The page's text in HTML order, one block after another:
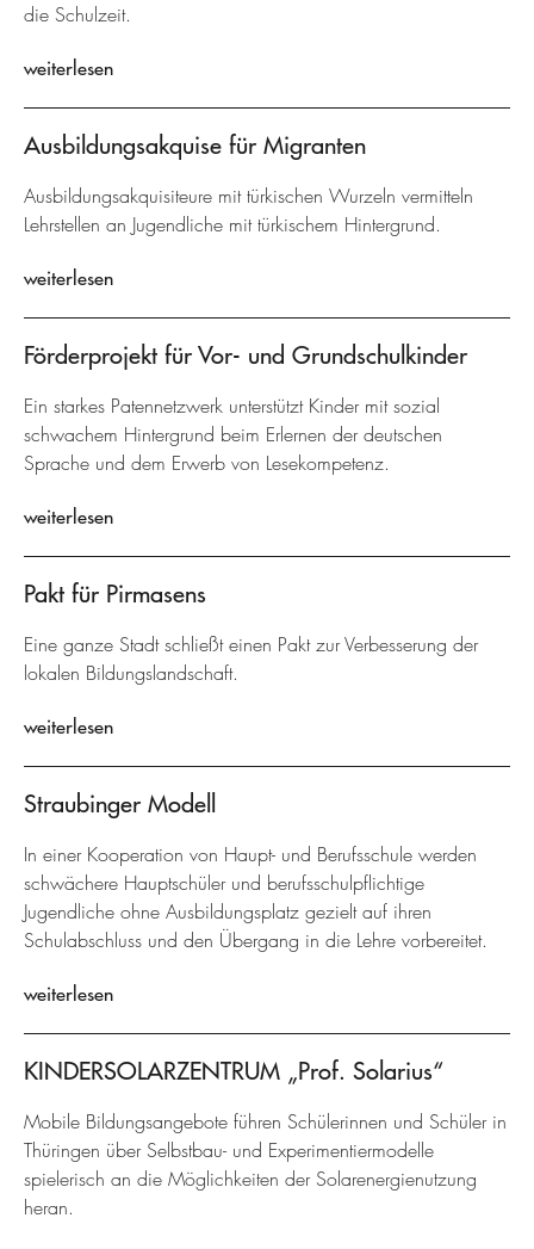
die Schulzeit.
weiterlesen
Ausbildungsakquise für Migranten
Ausbildungsakquisiteure mit türkischen Wurzeln vermitteln
Lehrstellen an Jugendliche mit türkischem Hintergrund.
weiterlesen
Förderprojekt für Vor- und Grundschulkinder
Ein starkes Patennetzwerk unterstützt Kinder mit sozial
schwachem Hintergrund beim Erlernen der deutschen
Sprache und dem Erwerb von Lesekompetenz.
weiterlesen
Pakt für Pirmasens
Eine ganze Stadt schließt einen Pakt zur Verbesserung der
lokalen Bildungslandschaft.
weiterlesen
Straubinger Modell
In einer Kooperation von Haupt- und Berufsschule werden
schwächere Hauptschüler und berufsschulpflichtige
Jugendliche ohne Ausbildungsplatz gezielt auf ihren
Schulabschluss und den Übergang in die Lehre vorbereitet.
weiterlesen
KINDERSOLARZENTRUM „Prof. Solarius“
Mobile Bildungsangebote führen Schülerinnen und Schüler in
Thüringen über Selbstbau- und Experimentiermodelle
spielerisch an die Möglichkeiten der Solarenergienutzung
heran.